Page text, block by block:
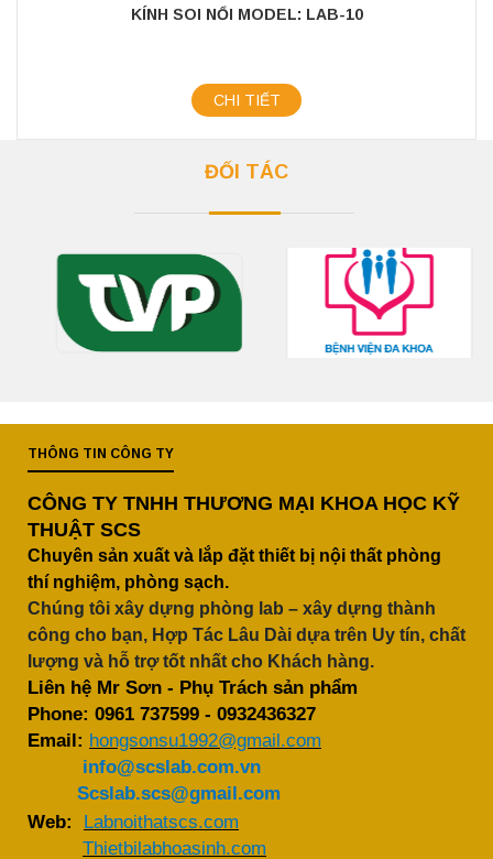
KÍNH SOI NỔI MODEL: LAB-10
CHI TIẾT
ĐỐI TÁC
THÔNG TIN CÔNG TY
CÔNG TY TNHH THƯƠNG MẠI KHOA HỌC KỸ
THUẬT SCS
Chuyên sản xuất và lắp đặt thiết bị nội thất phòng
thí nghiệm, phòng sạch.
Chúng tôi xây dựng phòng lab – xây dựng thành
công cho bạn, Hợp Tác Lâu Dài dựa trên Uy tín, chất
lượng và hỗ trợ tốt nhất cho Khách hàng.
Liên hệ Mr Sơn - Phụ Trách sản phẩm
Phone: 0961 737599 - 0932436327
Email: hongsonsu1992@gmail.com
info@scslab.com.vn
Scslab.scs@gmail.com
Web: Labnoithatscs.com
Thietbilabhoasinh.com